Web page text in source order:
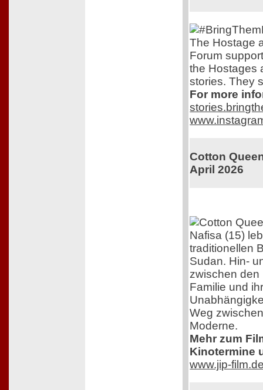
The Hostage
Forum
the Hostages
stories. They
For more
Cotton
April 2026
Nafisa (15)
traditionellen
Sudan. Hin-
zwischen den
Familie und
Weg
Moderne.
Mehr zum
Kinotermine
www.jip-